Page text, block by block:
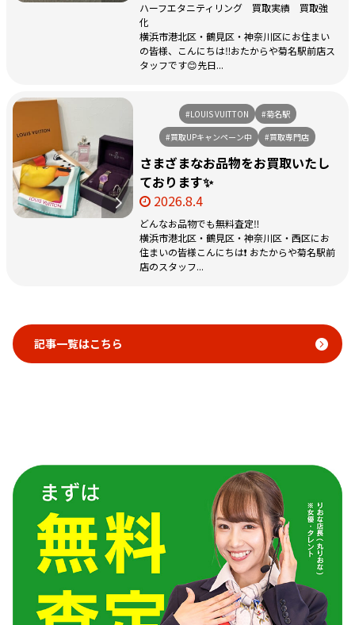
ハーフエタニティリング 買取実績 買取強
化
横浜市港北区・鶴見区・神奈川区にお住まい
の皆様、こんにちは‼️おたからや菊名駅前店ス
タッフです😊先日...
#LOUIS VUITTON
#菊名駅
#買取UPキャンペーン中
#買取専門店
さまざまなお品物をお買取いたし
ております✨
2026.8.4
どんなお品物でも無料査定‼️
横浜市港北区・鶴見区・神奈川区・西区にお
住まいの皆様こんにちは❗️ おたからや菊名駅前
店のスタッフ...
記事一覧はこちら